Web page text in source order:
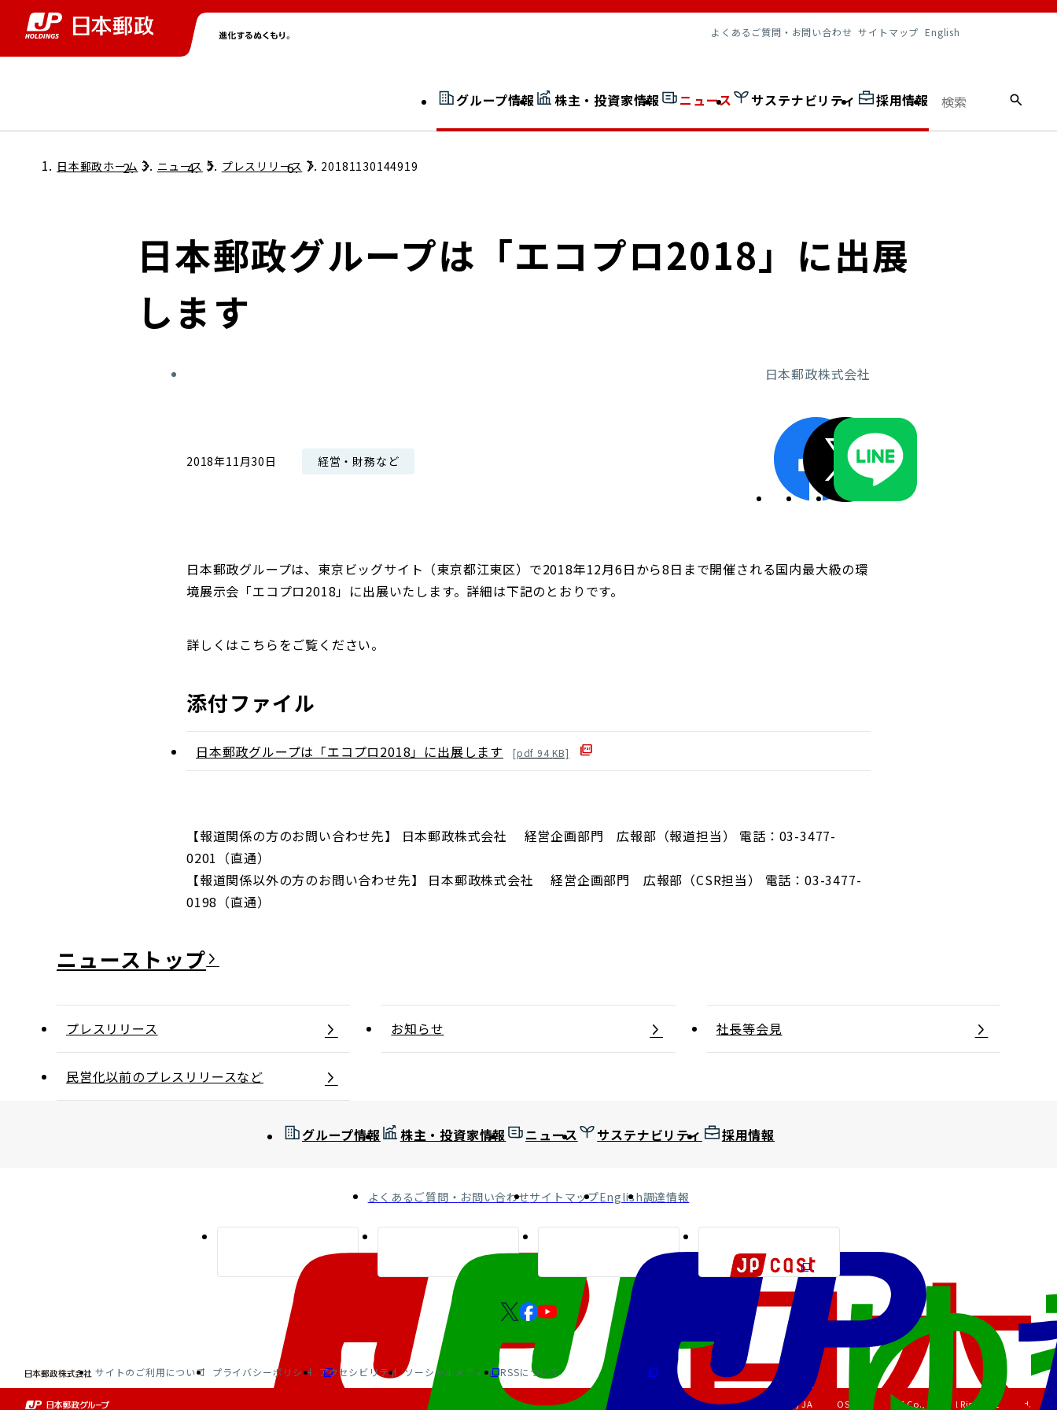
よくあるご質問・お問い合わせ サイトマップ English
グループ情報
グループ情報トップ 社長室通信
JP 改革実行委員会
株主・投資家情報
株主・投資家情報トップ
個人投資家のみなさまへ
ディスクロージャーポリシー／適時開示体制
ニュース
ニューストップ
サステナビリティ
サステナビリティトップ
担当役員メッセージ
サステナビリティマネジメント
開示情報検索
採用情報
採用情報トップ
日本郵政ホーム ニュース プレスリリース 20181130144919
日本郵政グループは「エコプロ2018」に出展
します
日本郵政株式会社
2018年11月30日 経営・財務など
日本郵政グループは、東京ビッグサイト（東京都江東区）で2018年12月6日から8日まで開催される国内最大級の環
境展示会「エコプロ2018」に出展いたします。詳細は下記のとおりです。
詳しくはこちらをご覧ください。
添付ファイル
日本郵政グループは「エコプロ2018」に出展します [pdf 94 KB]
【報道関係の方のお問い合わせ先】 日本郵政株式会社 経営企画部門 広報部（報道担当） 電話：03-3477-
0201（直通）
【報道関係以外の方のお問い合わせ先】 日本郵政株式会社 経営企画部門 広報部（CSR担当） 電話：03-3477-
0198（直通）
ニュース
プレスリリース お知らせ 社長等会見
民営化以前のプレスリリースなど
グループ情報 株主・投資家情報 ニュース サステナビリティ 採用情報
よくあるご質問・お問い合わせサイトマップEnglish調達情報
サイトのご利用について プライバシーポリシー アクセシビリティ ソーシャルメディア RSSについて
Copyright (C) JAPAN POST HOLDINGS Co., Ltd. All Rights Reserved.